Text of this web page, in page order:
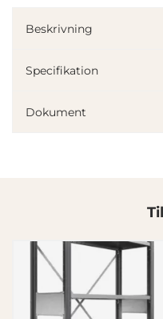
Beskrivning
Specifikation
Dokument